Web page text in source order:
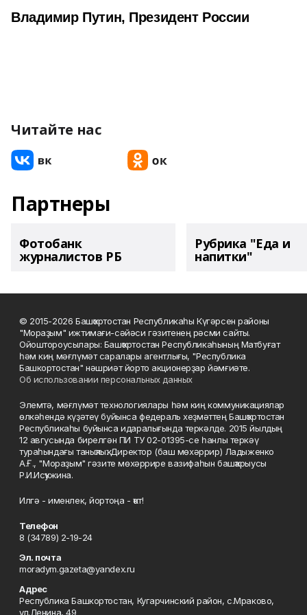
Владимир Путин, Президент России
Читайте нас
Партнеры
Фотобанк
журналистов РБ
Рубрика "Еда и
напитки"
© 2015-2026 Башҡортостан Республикаһы Күгәрсен районы
"Мораҙым" ижтимағи-сәйәси гәзитенең рәсми сайты.
Ойоштороусылары: Башҡортостан Республикаһының Матбуғат
һәм киң мәғлүмәт саралары агентлығы, "Республика
Башкортостан" нәшриәт йорто акционерҙар йәмғиәте.
Об использовании персональных данных
Элемтә, мәғлүмәт технологиялары һәм киң коммуникациялар
өлкәһендә күҙәтеү буйынса федераль хеҙмәттең Башҡортостан
Республикаһы буйынса идаралығында теркәлде. 2015 йылдың
12 авгусында бирелгән ПИ ТУ 02-01395-се һанлы теркәү
тураһындағы таныҡлыҡ. Директор (баш мөхәррир) Ладыженко
А.Ғ., "Мораҙым" гәзите мөхәррире вазифаһын башҡарыусы
Р.И.Исҡужина.
Илгә - именлек, йортоңа - ҡот!
Телефон
8 (34789) 2-19-24
Эл. почта
moradym.gazeta@yandex.ru
Адрес
Республика Башкортостан, Кугарчинский район, с.Мраково,
ул.Ленина, 49